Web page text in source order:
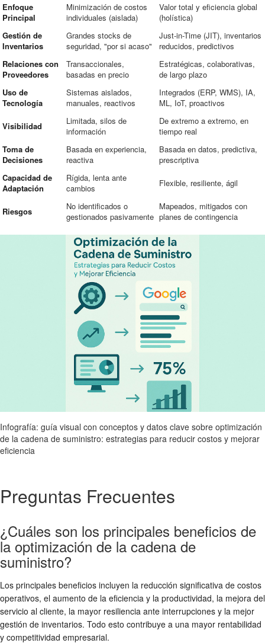
Enfoque
Principal
Minimización de costos
individuales (aislada)
Valor total y eficiencia global
(holística)
Gestión de
Inventarios
Grandes stocks de
seguridad, "por si acaso"
Just-in-Time (JIT), inventarios
reducidos, predictivos
Relaciones con
Proveedores
Transaccionales,
basadas en precio
Estratégicas, colaborativas,
de largo plazo
Uso de
Tecnología
Sistemas aislados,
manuales, reactivos
Integrados (ERP, WMS), IA,
ML, IoT, proactivos
Visibilidad
Limitada, silos de
información
De extremo a extremo, en
tiempo real
Toma de
Decisiones
Basada en experiencia,
reactiva
Basada en datos, predictiva,
prescriptiva
Capacidad de
Adaptación
Rígida, lenta ante
cambios
Flexible, resiliente, ágil
Riesgos
No identificados o
gestionados pasivamente
Mapeados, mitigados con
planes de contingencia
Infografía: guía visual con conceptos y datos clave sobre optimización
de la cadena de suministro: estrategias para reducir costos y mejorar
eficiencia
Preguntas Frecuentes
¿Cuáles son los principales beneficios de
la optimización de la cadena de
suministro?
Los principales beneficios incluyen la reducción significativa de costos
operativos, el aumento de la eficiencia y la productividad, la mejora del
servicio al cliente, la mayor resiliencia ante interrupciones y la mejor
gestión de inventarios. Todo esto contribuye a una mayor rentabilidad
y competitividad empresarial.